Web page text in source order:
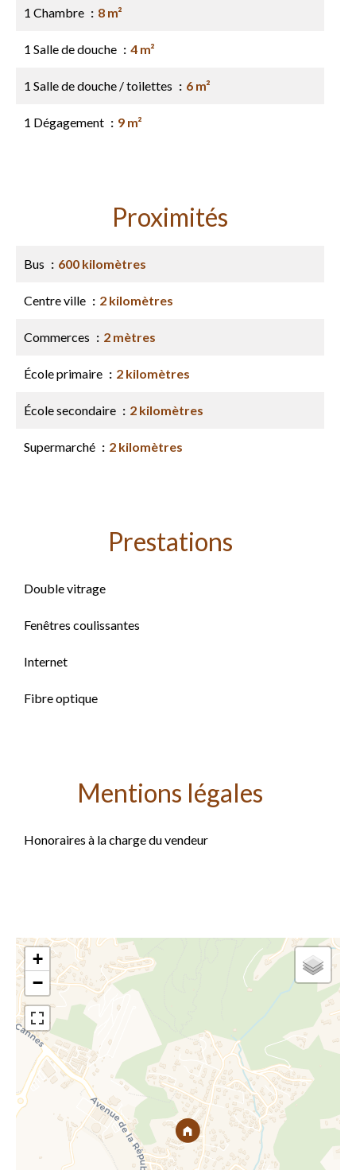
1 Chambre 8 m²
1 Salle de douche 4 m²
1 Salle de douche / toilettes 6 m²
1 Dégagement 9 m²
Proximités
Bus 600 kilomètres
Centre ville 2 kilomètres
Commerces 2 mètres
École primaire 2 kilomètres
École secondaire 2 kilomètres
Supermarché 2 kilomètres
Prestations
Double vitrage
Fenêtres coulissantes
Internet
Fibre optique
Mentions légales
Honoraires à la charge du vendeur
+
−